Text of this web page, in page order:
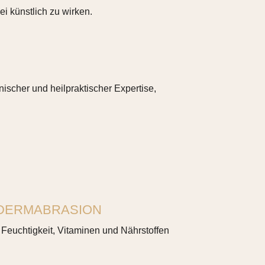
künstlich zu wirken.
und heilpraktischer Expertise,
Vitaminen und Nährstoffen